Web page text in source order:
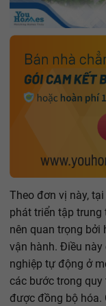
Theo đơn vị này,
phát triển tập trung
nên quan trọng bởi
vận hành. Điều
nghiệp tự động ở
các bước trong quy
được đồng bộ hóa.